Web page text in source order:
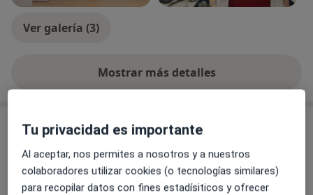
Ver galería (3)
Mostrar más detalles
sobre la experiencia
Servicios y precios
Blefaroplastia superior
Servicio gratuito Detalles Reservar cita
Tu privacidad es importante
Al aceptar, nos permites a nosotros y a nuestros
colaboradores utilizar cookies (o tecnologías similares)
para recopilar datos con fines estadísiticos y ofrecer